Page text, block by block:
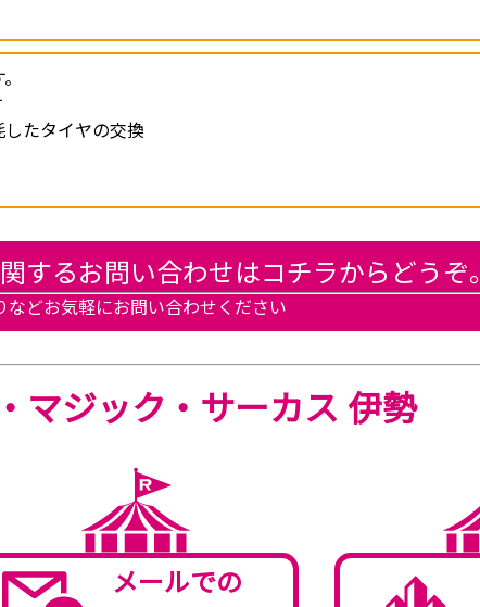
たタイヤの交換
するお問い合わせはコチラからどうぞ。
などお気軽にお問い合わせください
マジック・サーカス 伊勢
メールでの